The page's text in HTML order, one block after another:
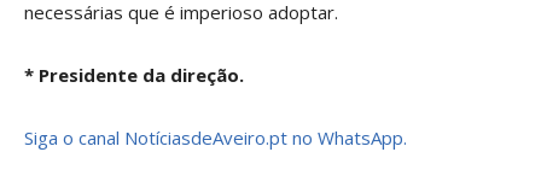
necessárias que é imperioso adoptar.
* Presidente da direção.
Siga o canal NotíciasdeAveiro.pt no WhatsApp.